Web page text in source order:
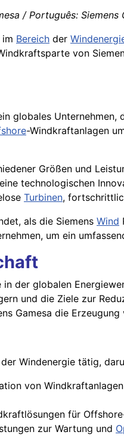
/ Português:
Bereich der
von
globales
-Windkraftanlagen
Größen und
technologischen
Turbinen,
als die Siemens Wind
um ein
der globalen
und die Ziele zur
Gamesa die Erzeugung
Windenergie tätig,
von
für
zur Wartung und